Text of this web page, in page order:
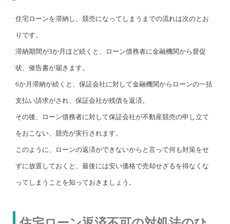
住宅ローンを滞納し、競売になってしまうまでの流れは次のとお
りです。
滞納期間が3か月ほど続くと、ローン債務者に金融機関から督促
状、催告書が届きます。
6か月滞納が続くと、保証会社に対して金融機関からローンの一括
支払い請求がされ、保証会社が残債を返済。
その後、ローン債務者に対して保証会社が不動産競売の申し立て
をおこない、競売が実行されます。
このように、ローンの返済ができないからと言って何も対策をせ
ずに放置しておくと、最後には安い価格で売却せざるを得なくな
ってしまうことを知っておきましょう。